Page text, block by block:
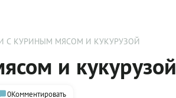
С КУРИНЫМ МЯСОМ И КУКУРУЗОЙ
и кукурузой
0Комментировать